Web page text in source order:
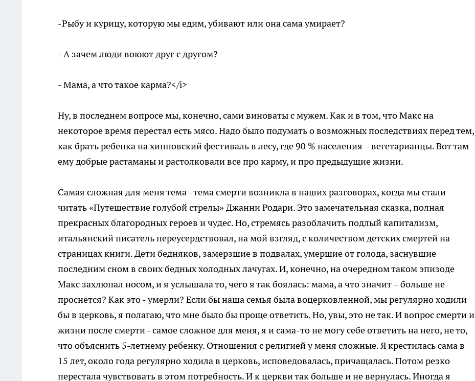
-Рыбу и курицу, которую мы едим, убивают или она сама умирает?
- А зачем люди воюют друг с другом?
- Мама, а что такое карма?</i>
Ну, в последнем вопросе мы, конечно, сами виноваты с мужем. Как и в том, что Макс на
некоторое время перестал есть мясо. Надо было подумать о возможных последствиях перед тем,
как брать ребенка на хипповский фестиваль в лесу, где 90 % населения – вегетарианцы. Вот там
ему добрые растаманы и растолковали все про карму, и про предыдущие жизни.
Самая сложная для меня тема - тема смерти возникла в наших разговорах, когда мы стали
читать «Путешествие голубой стрелы» Джанни Родари. Это замечательная сказка, полная
прекрасных благородных героев и чудес. Но, стремясь разоблачить подлый капитализм,
итальянский писатель переусердствовал, на мой взгляд, с количеством детских смертей на
страницах книги. Дети бедняков, замерзшие в подвалах, умершие от голода, заснувшие
последним сном в своих бедных холодных лачугах. И, конечно, на очередном таком эпизоде
Макс захлюпал носом, и я услышала то, чего я так боялась: мама, а что значит – больше не
проснется? Как это - умерли? Если бы наша семья была воцерковленной, мы регулярно ходили
бы в церковь, я полагаю, что мне было бы проще ответить. Но, увы, это не так. И вопрос смерти и
жизни после смерти - самое сложное для меня, я и сама-то не могу себе ответить на него, не то,
что объяснить 5-летнему ребенку. Отношения с религией у меня сложные. Я крестилась сама в
15 лет, около года регулярно ходила в церковь, исповедовалась, причащалась. Потом резко
перестала чувствовать в этом потребность. И к церкви так больше и не вернулась. Иногда я